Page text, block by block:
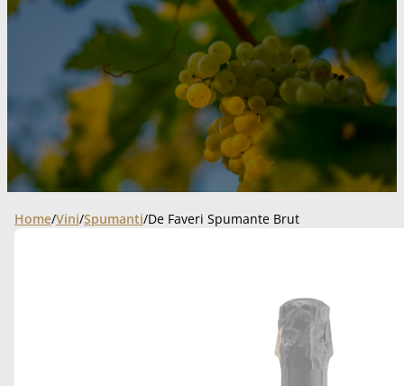
Home/Vini/Spumanti/De Faveri Spumante Brut